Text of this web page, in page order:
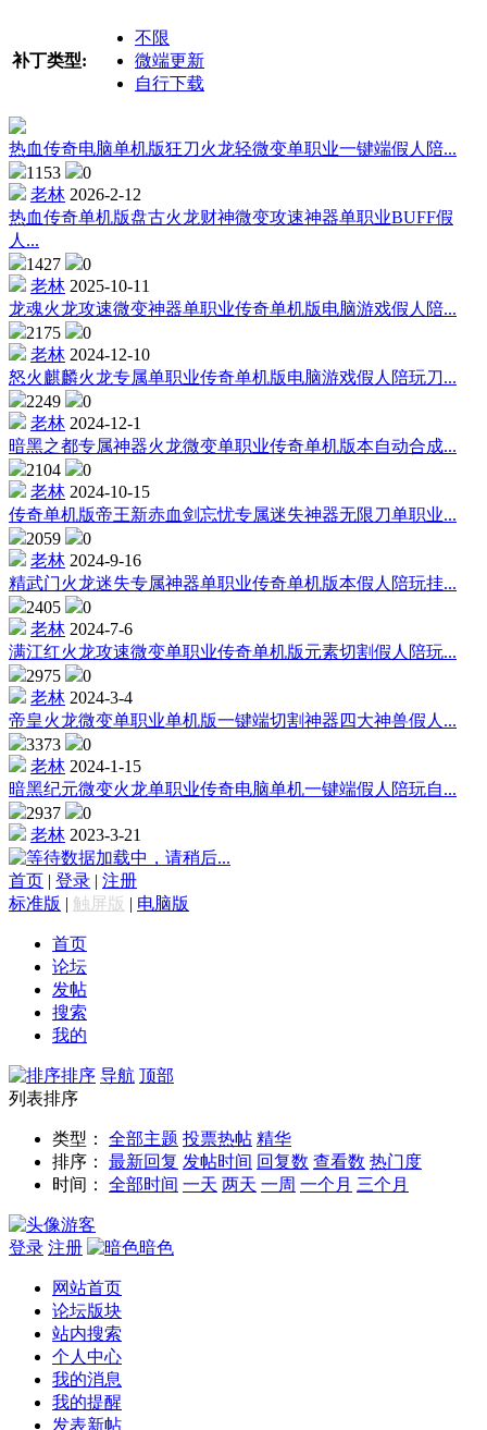
补丁类型:
不限
微端更新
自行下载
热血传奇电脑单机版狂刀火龙轻微变单职业一键端假人陪...
1153
0
老林 2026-2-12
热血传奇单机版盘古火龙财神微变攻速神器单职业BUFF假
人...
1427
0
老林 2025-10-11
龙魂火龙攻速微变神器单职业传奇单机版电脑游戏假人陪...
2175
0
老林 2024-12-10
怒火麒麟火龙专属单职业传奇单机版电脑游戏假人陪玩刀...
2249
0
老林 2024-12-1
暗黑之都专属神器火龙微变单职业传奇单机版本自动合成...
2104
0
老林 2024-10-15
传奇单机版帝王新赤血剑忘忧专属迷失神器无限刀单职业...
2059
0
老林 2024-9-16
精武门火龙迷失专属神器单职业传奇单机版本假人陪玩挂...
2405
0
老林 2024-7-6
满江红火龙攻速微变单职业传奇单机版元素切割假人陪玩...
2975
0
老林 2024-3-4
帝皇火龙微变单职业单机版一键端切割神器四大神兽假人...
3373
0
老林 2024-1-15
暗黑纪元微变火龙单职业传奇电脑单机一键端假人陪玩自...
2937
0
老林 2023-3-21
数据加载中，请稍后...
首页 | 登录 | 注册
标准版 | 触屏版 | 电脑版
首页
论坛
发帖
搜索
我的
排序 导航 顶部
列表排序
类型： 全部主题 投票热帖 精华
排序：
最新回复 发帖时间 回复数 查看数 热门度
时间：
全部时间 一天 两天 一周 一个月 三个月
游客
登录 注册 暗色
网站首页
论坛版块
站内搜索
个人中心
我的消息
我的提醒
发表新帖